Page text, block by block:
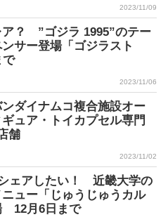
2023/11/09
ア？ ”ゴジラ 1995”のテー
サー登場「ゴジラスト
で
2023/11/06
ンダイナムコ複合施設オー
ュア・トイカプセル専門
舗
2023/11/02
ェアしたい！ 近畿大学の
ュー「じゅうじゅうカル
12月6日まで